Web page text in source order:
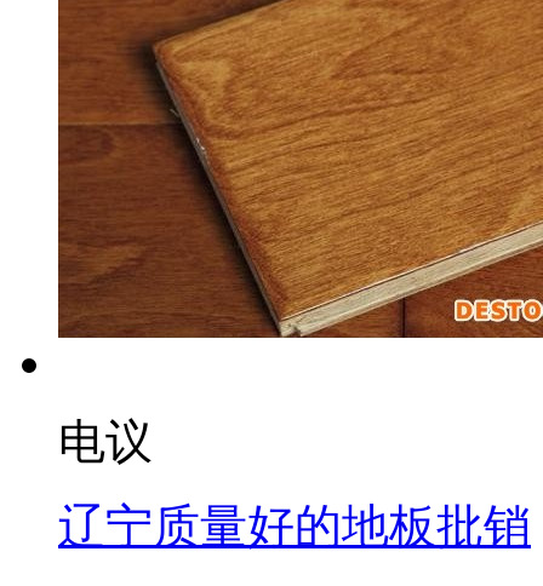
电议
辽宁质量好的地板批销